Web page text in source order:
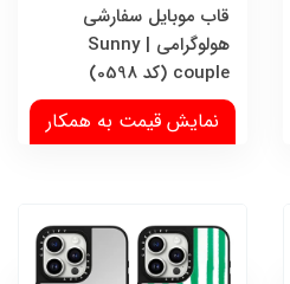
قاب موبایل سفارشی
هولوگرامی | Sunny
couple (کد 0598)
نمایش قیمت به همکار